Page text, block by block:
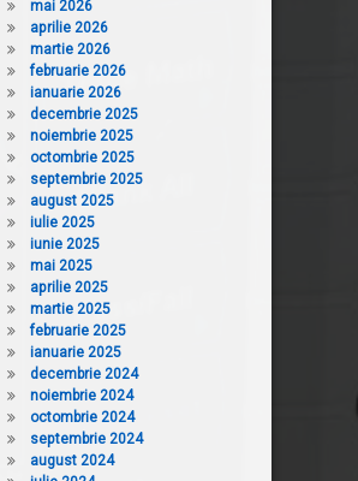
mai 2026
aprilie 2026
martie 2026
februarie 2026
ianuarie 2026
decembrie 2025
noiembrie 2025
octombrie 2025
septembrie 2025
august 2025
iulie 2025
iunie 2025
mai 2025
aprilie 2025
martie 2025
februarie 2025
ianuarie 2025
decembrie 2024
noiembrie 2024
octombrie 2024
septembrie 2024
august 2024